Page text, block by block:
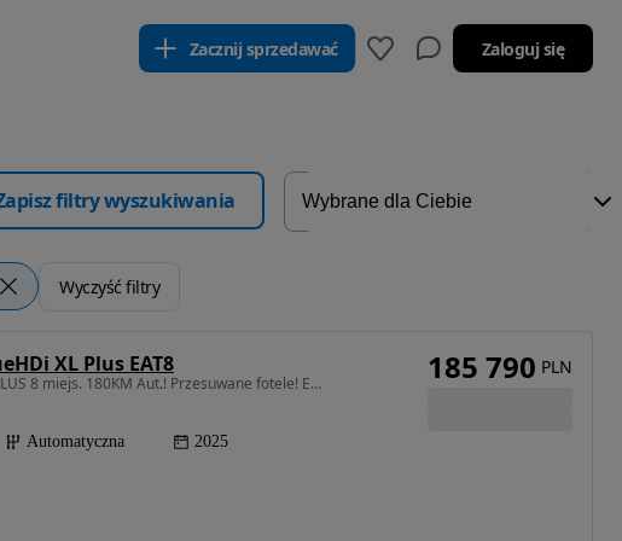
Zacznij sprzedawać Zaloguj się
filtry wyszukiwania
Wyczyść filtry
XL Plus EAT8
2184 cm3 • 180 KM • SpaceTourer XL PLUS 8 miejs. 180KM Aut.! Przesuwane fotele! El. drzwi!
Automatyczna 2025
185 790 PLN